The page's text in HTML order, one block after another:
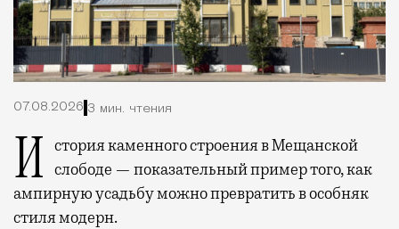
07.08.2026 3 мин. чтения
История каменного строения в Мещанской слободе — показательный пример того, как
ампирную усадьбу можно превратить в особняк
стиля модерн.